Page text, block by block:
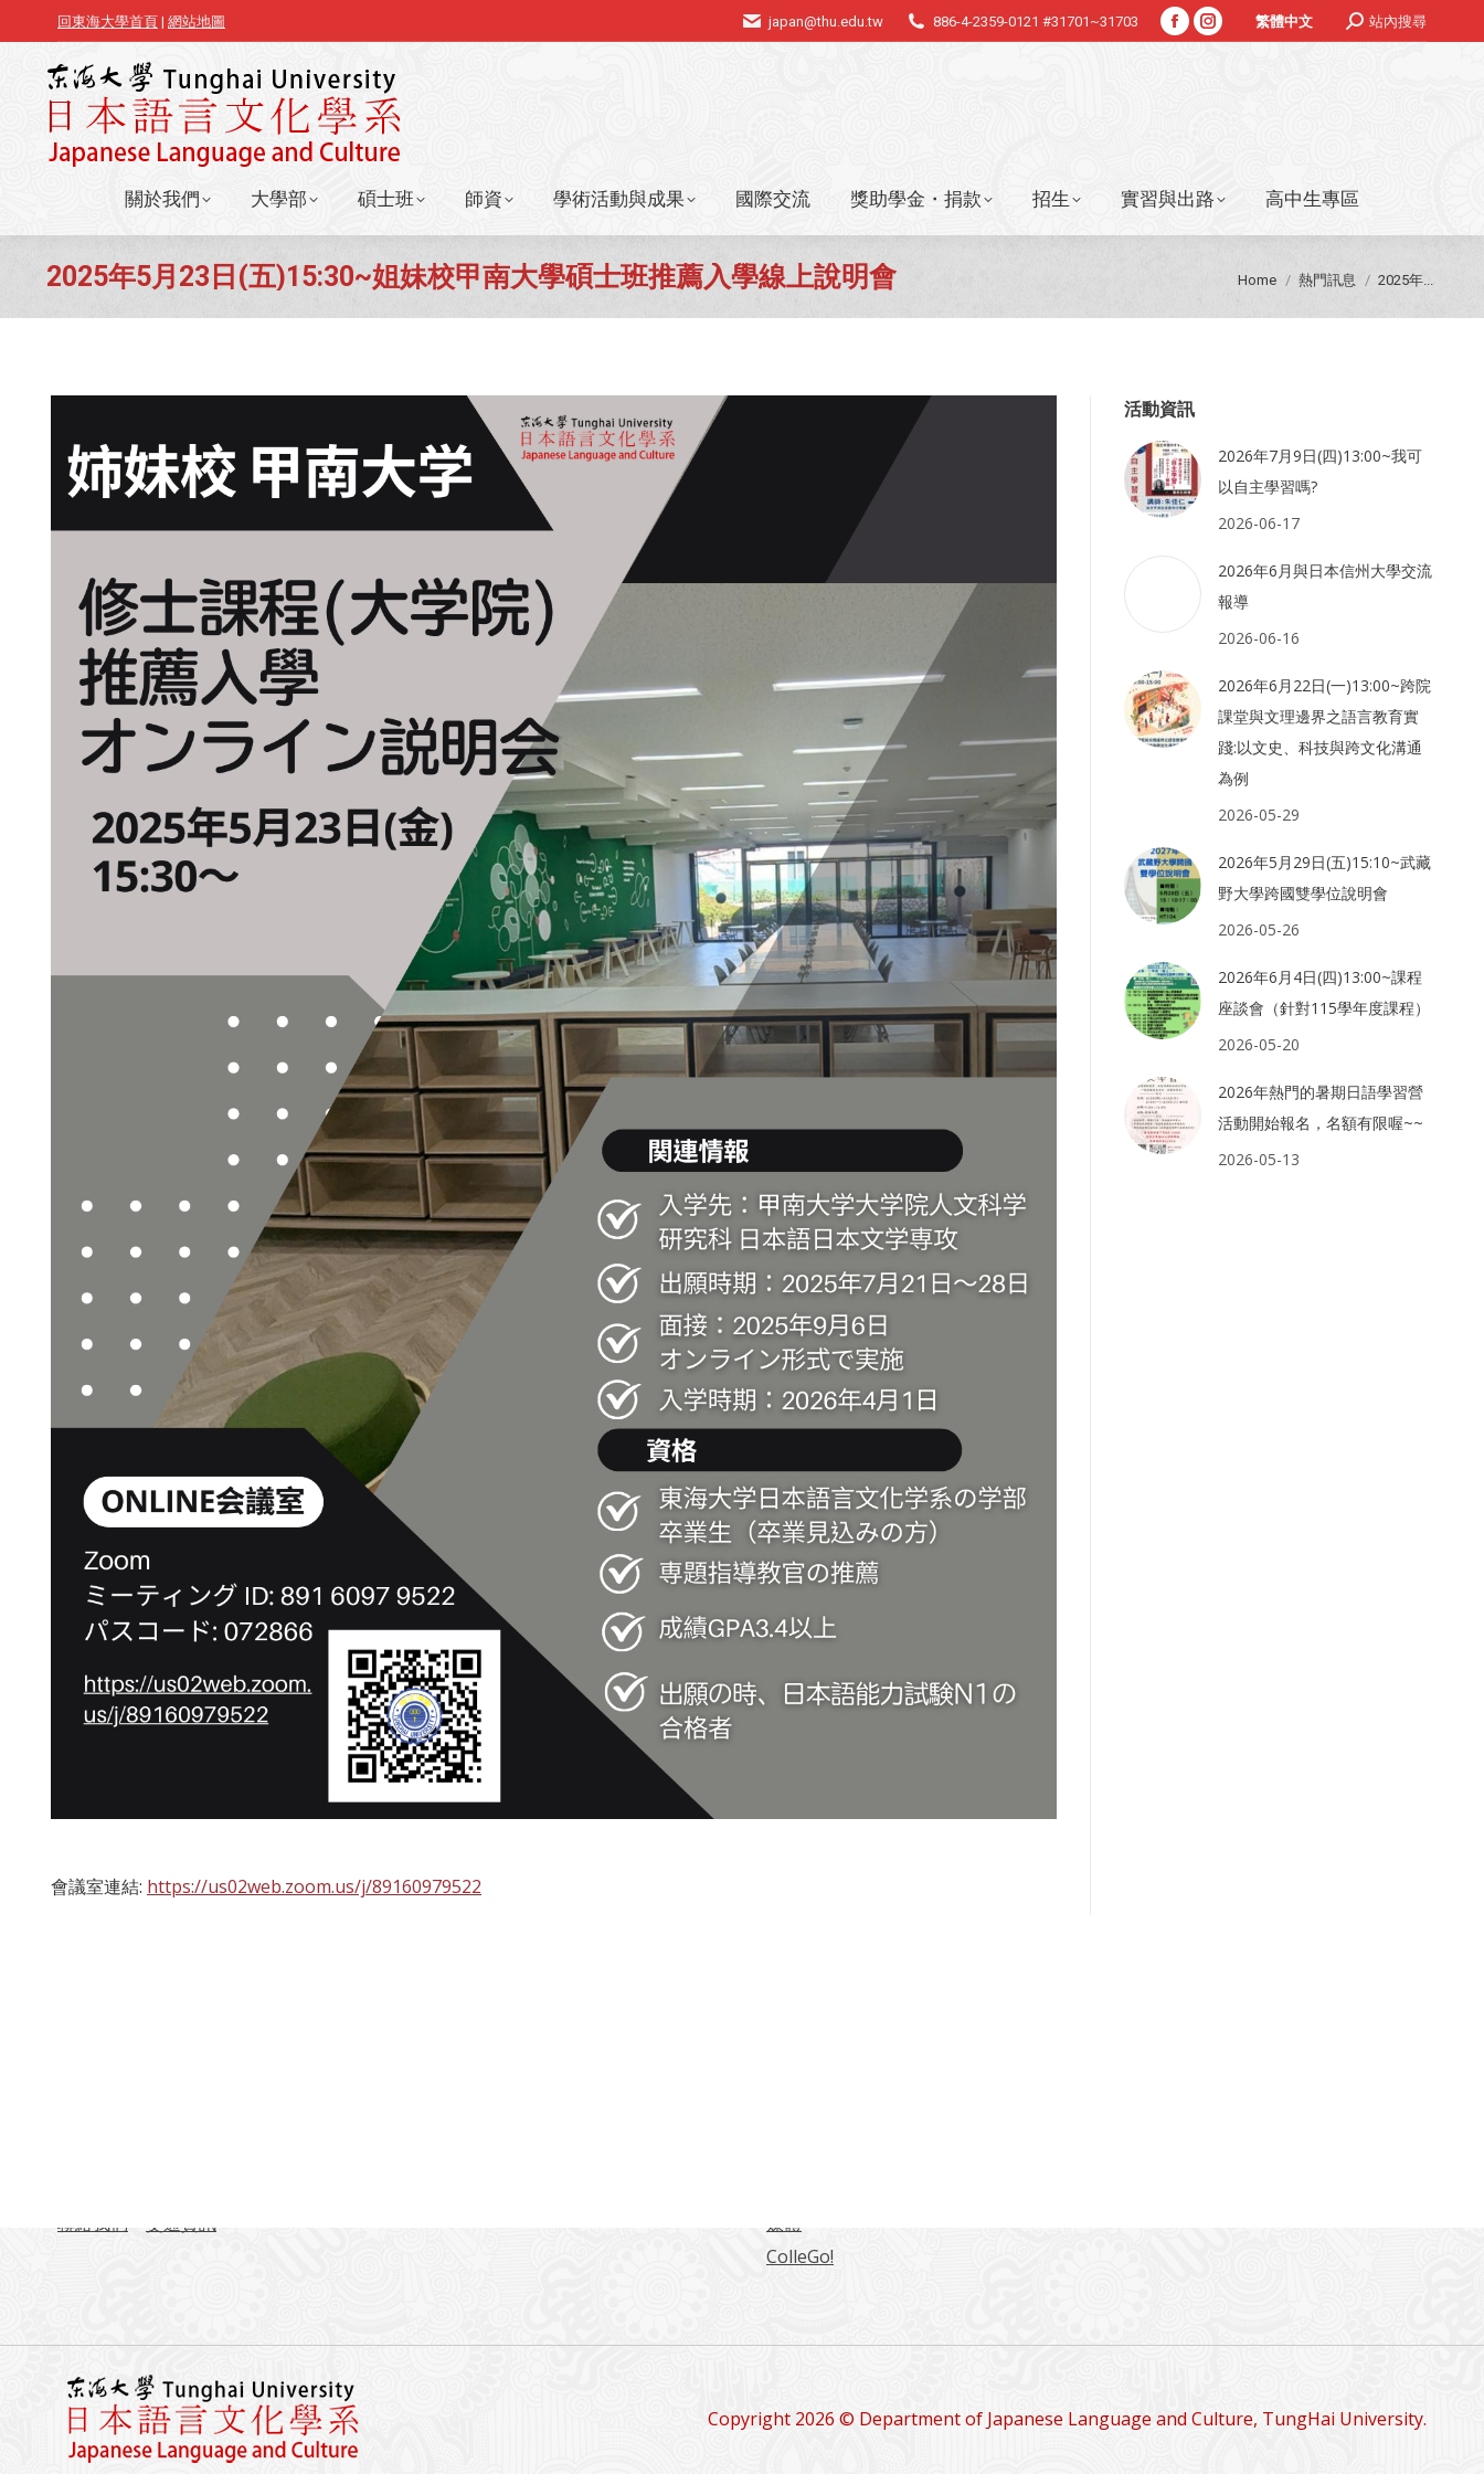
回東海大學首頁 | 網站地圖 japan@thu.edu.tw 886-4-2359-0121 #31701~31703
FacebookInstagram
繁體中文 Search:站內搜尋
關於我們 大學部 碩士班 師資 學術活動與成果 國際交流 獎助學金・捐款 招生 實習與出路 高中生專區
2025年5月23日(五)15:30~姐妹校甲南大學碩士班推薦入學線上說明會 You are here:
Home 熱門訊息 2025年...
會議室連結: https://us02web.zoom.us/j/89160979522
活動資訊
2026年7月9日(四)13:00~我可
以自主學習嗎?
2026-06-17
2026年6月與日本信州大學交流
報導
2026-06-16
2026年6月22日(一)13:00~跨院
課堂與文理邊界之語言教育實
踐:以文史、科技與跨文化溝通
為例
2026-05-29
2026年5月29日(五)15:10~武藏
野大學跨國雙學位說明會
2026-05-26
2026年6月4日(四)13:00~課程
座談會（針對115學年度課程）
2026-05-20
2026年熱門的暑期日語學習營
活動開始報名，名額有限喔~~
2026-05-13
聯絡我們
交通資訊
媒體
ColleGo!
Copyright 2026 © Department of Japanese Language and Culture, TungHai University.
關於我們 大學部 碩士班 師資 學術活動與成果 國際交流 獎助學金・捐款 招生 實習與出路 高中生專區